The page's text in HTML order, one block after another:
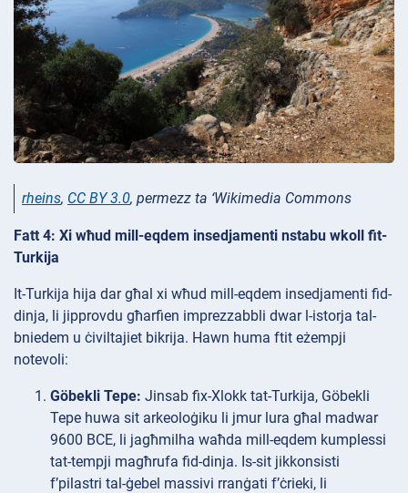
rheins, CC BY 3.0, permezz ta ‘Wikimedia Commons
Fatt 4: Xi wħud mill-eqdem insedjamenti nstabu wkoll fit-
Turkija
It-Turkija hija dar għal xi wħud mill-eqdem insedjamenti fid-
dinja, li jipprovdu għarfien imprezzabbli dwar l-istorja tal-
bniedem u ċiviltajiet bikrija. Hawn huma ftit eżempji
notevoli:
Göbekli Tepe: Jinsab fix-Xlokk tat-Turkija, Göbekli
Tepe huwa sit arkeoloġiku li jmur lura għal madwar
9600 BCE, li jagħmilha waħda mill-eqdem kumplessi
tat-tempji magħrufa fid-dinja. Is-sit jikkonsisti
f’pilastri tal-ġebel massivi rranġati f’ċrieki, li